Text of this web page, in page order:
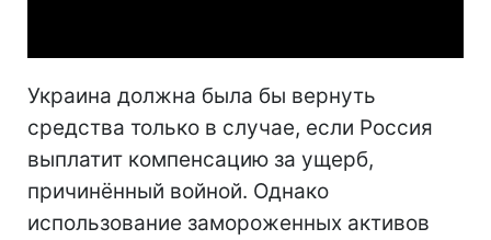
Украина должна была бы вернуть
средства только в случае, если Россия
выплатит компенсацию за ущерб,
причинённый войной. Однако
использование замороженных активов